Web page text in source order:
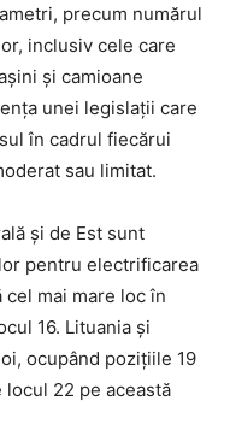
precum numărul
inclusiv cele care
și camioane
unei legislații care
în cadrul fiecărui
sau limitat.
și de Est sunt
pentru electrificarea
mai mare loc în
16. Lituania și
ocupând pozițiile 19
locul 22 pe această